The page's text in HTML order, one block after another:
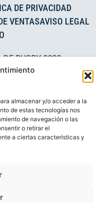
almacenar y/o acceder a la
de estas tecnologías nos
de navegación o las
o retirar el
a ciertas características y
DE PRIVACIDAD
VENTASAVISO LEGAL
DE RUGBY 2023.
TOOOLS